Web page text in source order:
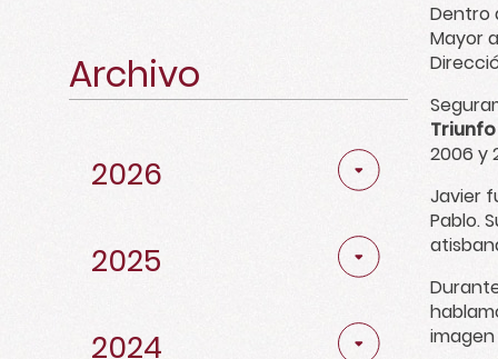
Archivo
2026
Marzo
2
Febrero
4
2025
3
Octubre
3
Febrero
2
2024
Noviembre
4
Octubre
5
1
Noviembre
5
Octubre
6
Noviembre
2
Dentro
Mayor a
2006 y
Javier
Pablo.